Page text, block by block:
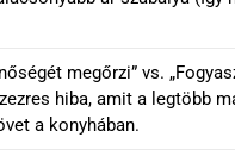
megőrzi” vs.
hiba, amit a legtöbb
a konyhában.